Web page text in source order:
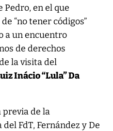
Pedro, en el que
“no tener códigos”
a un encuentro
de derechos
la visita del
Inácio “Lula” Da
previa de la
FdT, Fernández y De